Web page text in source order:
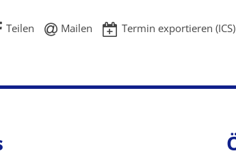
Teilen Mailen Termin exportieren (ICS)